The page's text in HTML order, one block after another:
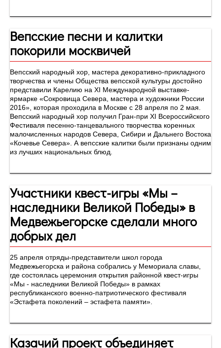
Вепсские песни и калитки
покорили москвичей
Вепсский народный хор, мастера декоративно-прикладного
творчества и члены Общества вепсской культуры достойно
представили Карелию на XI Международной выставке-
ярмарке «Сокровища Севера, мастера и художники России
2016», которая проходила в Москве с 28 апреля по 2 мая.
Вепсский народный хор получил Гран-при XI Всероссийского
Фестиваля песенно-танцевального творчества коренных
малочисленных народов Севера, Сибири и Дальнего Востока
«Кочевье Севера». А вепсские калитки были признаны одним
из лучших национальных блюд.
Участники квест-игры «Мы –
наследники Великой Победы» в
Медвежьегорске сделали много
добрых дел
25 апреля отряды-представители школ города
Медвежьегорска и района собрались у Мемориала славы,
где состоялась церемония открытия районной квест-игры
«Мы - наследники Великой Победы» в рамках
республиканского военно-патриотического фестиваля
«Эстафета поколений – эстафета памяти».
Казачий проект объединяет